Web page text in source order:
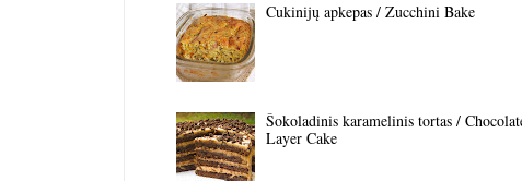
Cukinijų apkepas / Zucchini Bake
Šokoladinis karamelinis tortas /
Layer Cake